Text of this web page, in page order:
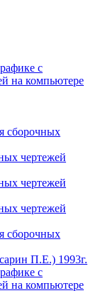
с
на компьютере
сборочных
чертежей
чертежей
чертежей
сборочных
П.Е.) 1993г.
с
на компьютере